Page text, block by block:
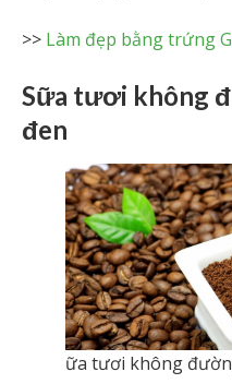
>> Làm đẹp bằng trứng
Sữa tươi không
đen
ữa tươi không